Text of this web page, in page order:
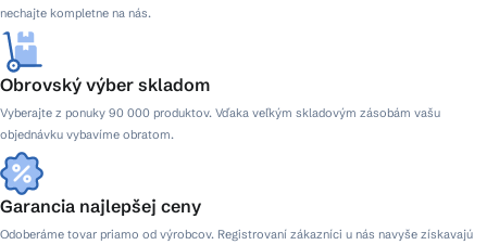
nechajte kompletne na nás.
Obrovský výber skladom
Vyberajte z ponuky 90 000 produktov. Vďaka veľkým skladovým zásobám vašu
objednávku vybavíme obratom.
Garancia najlepšej ceny
Odoberáme tovar priamo od výrobcov. Registrovaní zákazníci u nás navyše získavajú